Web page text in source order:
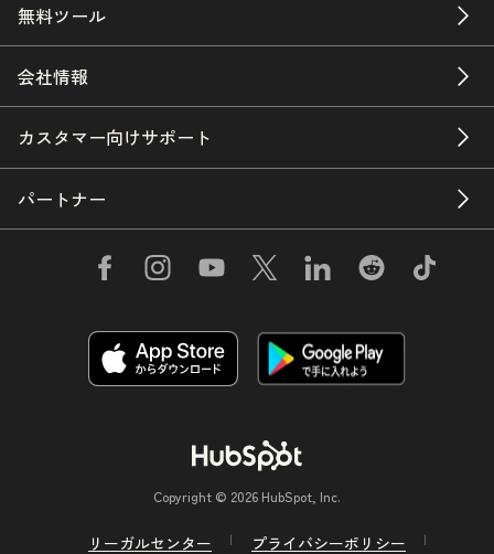
無料ツール
会社情報
カスタマー向けサポート
パートナー
Copyright © 2026 HubSpot, Inc.
リーガルセンター プライバシーポリシー